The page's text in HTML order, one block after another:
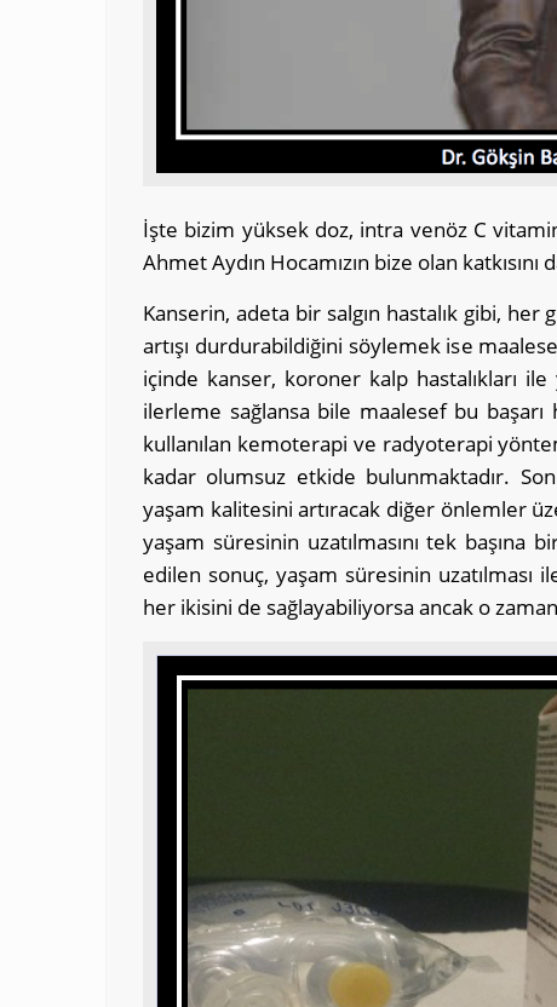
İşte bizim yüksek doz, intra venöz C
Ahmet Aydın Hocamızın bize olan
Kanserin, adeta bir salgın hastalık gibi, her
artışı durdurabildiğini söylemek ise
içinde kanser, koroner kalp hastalıkları ile
ilerleme sağlansa bile maalesef bu
kullanılan kemoterapi ve radyoterapi
kadar olumsuz etkide bulunmaktadır.
yaşam kalitesini artıracak diğer önlemler
yaşam süresinin uzatılmasını tek
edilen sonuç, yaşam süresinin
her ikisini de sağlayabiliyorsa ancak o